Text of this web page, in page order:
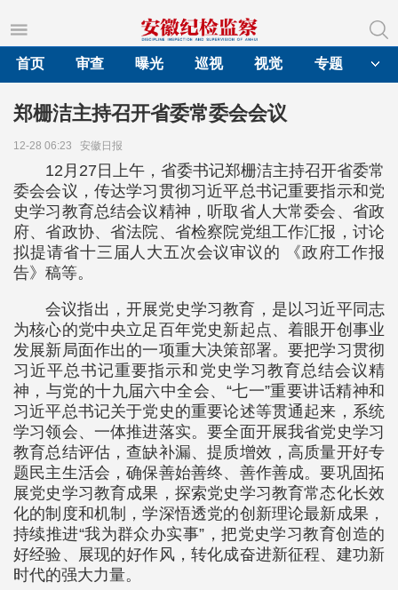
首页
审查 曝光 巡视 视觉 专题
郑栅洁主持召开省委常委会会议
12-28 06:23 安徽日报
12月27日上午，省委书记郑栅洁主持召开省委常
委会会议，传达学习贯彻习近平总书记重要指示和党
史学习教育总结会议精神，听取省人大常委会、省政
府、省政协、省法院、省检察院党组工作汇报，讨论
拟提请省十三届人大五次会议审议的 《政府工作报
告》稿等。
会议指出，开展党史学习教育，是以习近平同志
为核心的党中央立足百年党史新起点、着眼开创事业
发展新局面作出的一项重大决策部署。要把学习贯彻
习近平总书记重要指示和党史学习教育总结会议精
神，与党的十九届六中全会、“七一”重要讲话精神和
习近平总书记关于党史的重要论述等贯通起来，系统
学习领会、一体推进落实。要全面开展我省党史学习
教育总结评估，查缺补漏、提质增效，高质量开好专
题民主生活会，确保善始善终、善作善成。要巩固拓
展党史学习教育成果，探索党史学习教育常态化长效
化的制度和机制，学深悟透党的创新理论最新成果，
持续推进“我为群众办实事”，把党史学习教育创造的
好经验、展现的好作风，转化成奋进新征程、建功新
时代的强大力量。